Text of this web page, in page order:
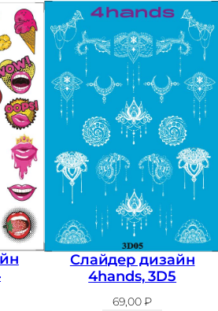
Слайдер дизайн
4hands, 3D5
69,00₽